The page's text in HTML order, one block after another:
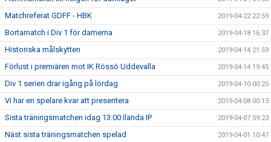
Matchreferat GDFF - HBK 2019-04-22 22:59
Bortamatch i Div 1 för damerna 2019-04-18 16:37
Historiska målskytten 2019-04-14 21:59
Förlust i premiären mot IK Rössö Uddevalla 2019-04-14 19:45
Div 1 serien drar igång på lördag 2019-04-10 00:25
Vi har en spelare kvar att presentera 2019-04-08 00:13
Sista träningsmatchen idag 13:00 Ilanda IP 2019-04-07 09:23
Näst sista träningsmatchen spelad 2019-04-01 10:47